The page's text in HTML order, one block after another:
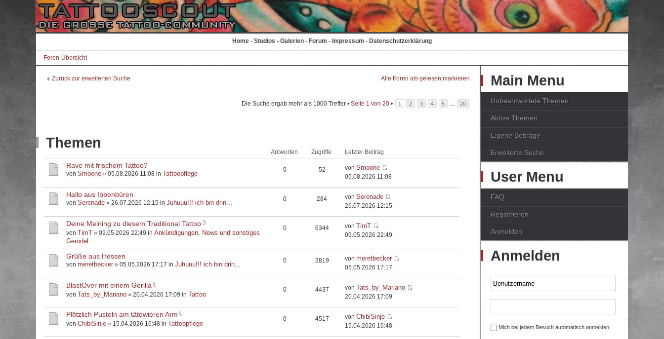
Home - Studios - Galerien - Forum - Impressum - Datenschutzerklärung
Foren-Übersicht
Zurück zur erweiterten Suche Alle Foren als gelesen markieren
Die Suche ergab mehr als 1000 Treffer • Seite 1 von 20 • 1 2 3 4 5 ... 20
Themen
Antworten Zugriffe Letzter Beitrag
Rave mit frischem Tattoo?
von Smoone » 05.08.2026 11:08 in Tattoopflege 0 52 vonSmoone
05.08.2026 11:08
Hallo aus Ibbenbüren
von Serenade » 26.07.2026 12:15 in Juhuuu!!! ich bin drin... 0 284 vonSerenade
26.07.2026 12:15
Deine Meining zu diesem Traditional Tattoo
von TimT » 09.05.2026 22:49 in Ankündigungen, News und sonstiges
Gerödel...
0 6344 von TimT
09.05.2026 22:49
Grüße aus Hessen
von meretbecker » 05.05.2026 17:17 in Juhuuu!!! ich bin drin... 0 3819 vonmeretbecker
05.05.2026 17:17
BlastOver mit einem Gorilla
von Tats_by_Mariano » 20.04.2026 17:09 in Tattoo
0 4437 von Tats_by_Mariano
20.04.2026 17:09
Plötzlich Pusteln am tätowieren Arm
von ChibiSinje » 15.04.2026 16:48 in Tattoopflege
0 4517 vonChibiSinje
15.04.2026 16:48
Main Menu
Unbeantwortete Themen
Aktive Themen
Eigene Beiträge
Erweiterte Suche
User Menu
FAQ
Registrieren
Anmelden
Anmelden
Mich bei jedem Besuch automatisch anmelden